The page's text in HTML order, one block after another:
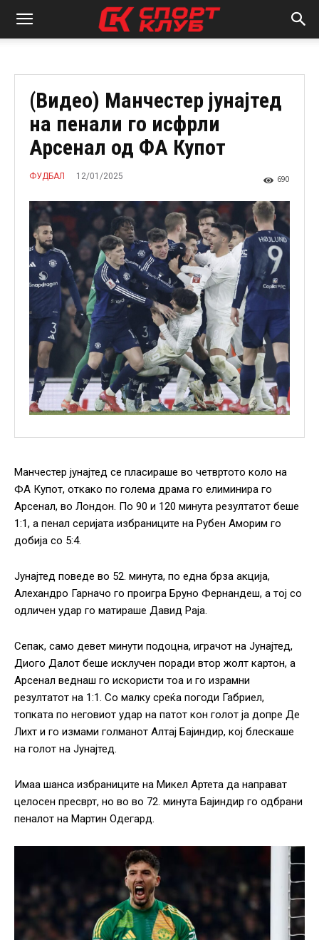
(Видео) Манчестер јунајтед
на пенали го исфрли
Арсенал од ФА Купот
ФУДБАЛ 12/01/2025 690
Манчестер јунајтед се пласираше во четвртото коло на
ФА Купот, откако по голема драма го елиминира го
Арсенал, во Лондон. По 90 и 120 минута резултатот беше
1:1, а пенал серијата избраниците на Рубен Аморим го
добија со 5:4.
Јунајтед поведе во 52. минута, по една брза акција,
Алехандро Гарначо го проигра Бруно Фернандеш, а тој со
одличен удар го матираше Давид Раја.
Сепак, само девет минути подоцна, играчот на Јунајтед,
Диого Далот беше исклучен поради втор жолт картон, а
Арсенал веднаш го искористи тоа и го израмни
резултатот на 1:1. Со малку среќа погоди Габриел,
топката по неговиот удар на патот кон голот ја допре Де
Лихт и го измами голманот Алтај Бајиндир, кој блескаше
на голот на Јунајтед.
Имаа шанса избраниците на Микел Артета да направат
целосен пресврт, но во во 72. минута Бајиндир го одбрани
пеналот на Мартин Одегард.